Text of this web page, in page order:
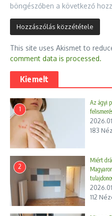
böngészőben a következő
This site uses Akismet to
comment data is processed.
Kiemelt
1
Az ágyi
183
2
Miért
112